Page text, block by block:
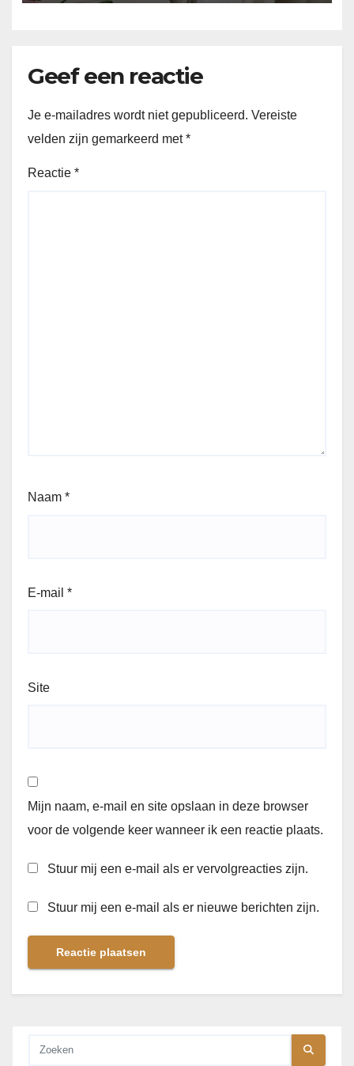
Geef een reactie
Je e-mailadres wordt niet gepubliceerd. Vereiste
velden zijn gemarkeerd met*
Reactie *
Naam *
E-mail *
Site
Mijn naam, e-mail en site opslaan in deze browser
voor de volgende keer wanneer ik een reactie plaats.
Stuur mij een e-mail als er vervolgreacties zijn.
Stuur mij een e-mail als er nieuwe berichten zijn.